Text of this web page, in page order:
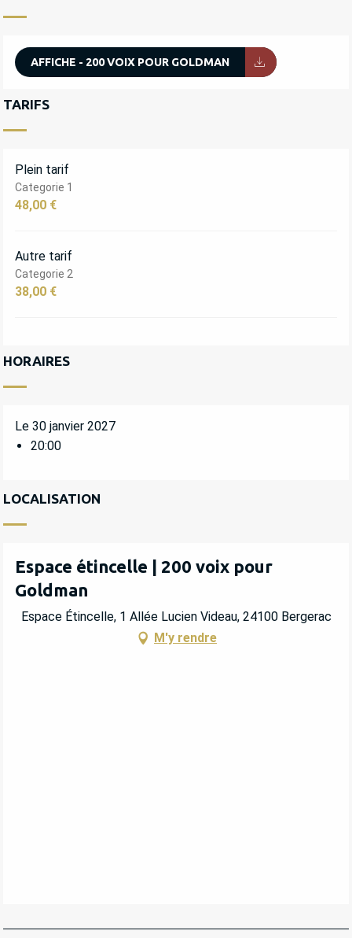
AFFICHE - 200 VOIX POUR GOLDMAN
TARIFS
Plein tarif
Categorie 1
48,00 €
Autre tarif
Categorie 2
38,00 €
HORAIRES
Le 30 janvier 2027
20:00
LOCALISATION
Espace étincelle | 200 voix pour
Goldman
Espace Étincelle, 1 Allée Lucien Videau, 24100 Bergerac
M'y rendre